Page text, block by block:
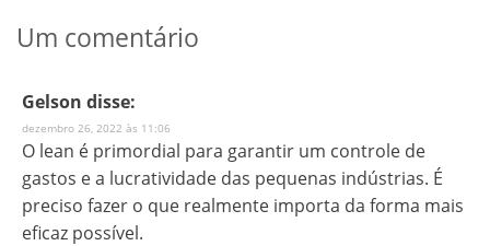
Um comentário
Gelson disse:
dezembro 26, 2022 às 11:06
O lean é primordial para garantir um controle de
gastos e a lucratividade das pequenas indústrias. É
preciso fazer o que realmente importa da forma mais
eficaz possível.